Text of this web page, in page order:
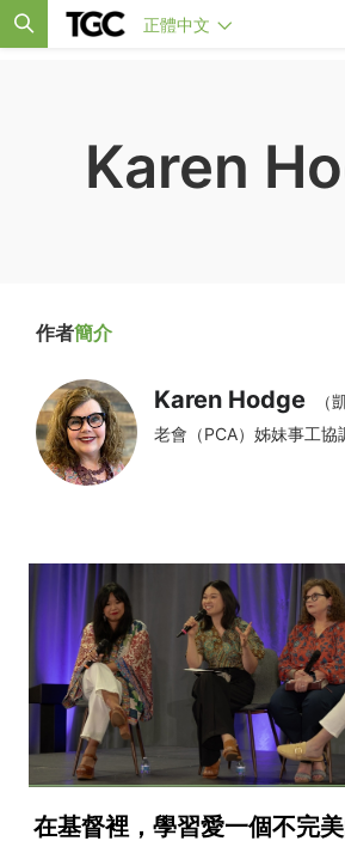
正體中文
Karen
作者簡介
Karen Hodge
（
老會（PCA）姊妹事工協
在基督裡，學習愛一個不完